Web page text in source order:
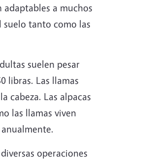
a muchos
suelo tanto como las
suelen pesar
libras. Las llamas
cabeza. Las alpacas
las llamas viven
operaciones